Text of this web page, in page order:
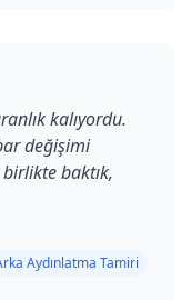
kalıyordu.
değişimi
birlikte baktık,
Aydınlatma Tamiri